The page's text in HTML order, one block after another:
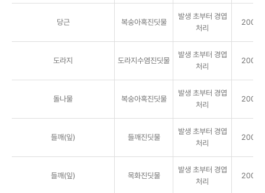
당근 복숭아혹진딧물
발생 초부터 경엽
처리
2000
도라지 도라지수염진딧물
발생 초부터 경엽
처리
2000
돌나물 복숭아혹진딧물
발생 초부터 경엽
처리
2000
들깨(잎) 들깨진딧물
발생 초부터 경엽
처리
2000
들깨(잎) 목화진딧물
발생 초부터 경엽
처리
2000